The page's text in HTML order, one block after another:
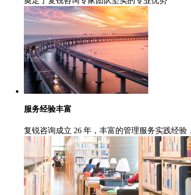
服务经验丰富
复锐咨询成立 26 年，丰富的管理服务实践经验